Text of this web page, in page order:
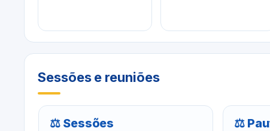
Sessões e reuniões
⚖ Sessões ⚖